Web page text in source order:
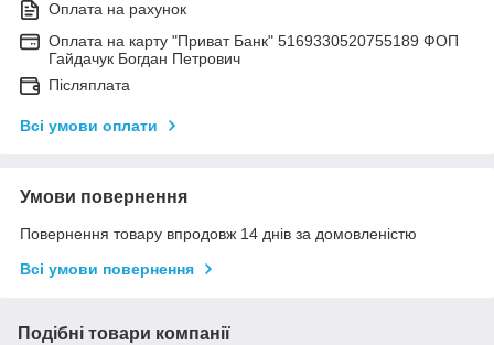
Оплата на рахунок
Оплата на карту "Приват Банк" 5169330520755189 ФОП
Гайдачук Богдан Петрович
Післяплата
Всі умови оплати
Умови повернення
Повернення товару впродовж 14 днів за домовленістю
Всі умови повернення
Подібні товари компанії